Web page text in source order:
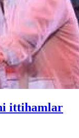
ittihamlar